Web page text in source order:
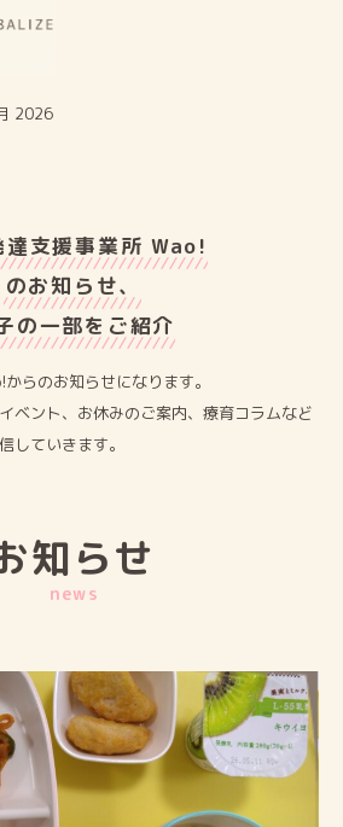
2026
達⽀援事業所 Wao!
のお知らせ、
の⼀部をご紹介
らのお知らせになります。
ベント、お休みのご案内、療育コラムなど
していきます。
知らせ
news